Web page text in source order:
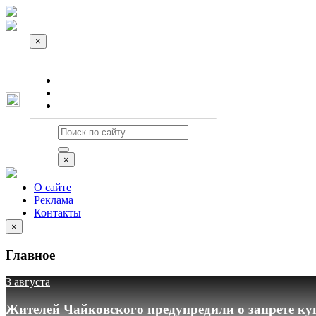
×
×
О сайте
Реклама
Контакты
×
Главное
3 августа
Жителей Чайковского предупредили о запрете